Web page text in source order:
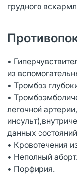
грудного
•
из
• Тромбоз
•
легочной
данных
• Кровотечения
• Неполный аборт.
• Порфирия.